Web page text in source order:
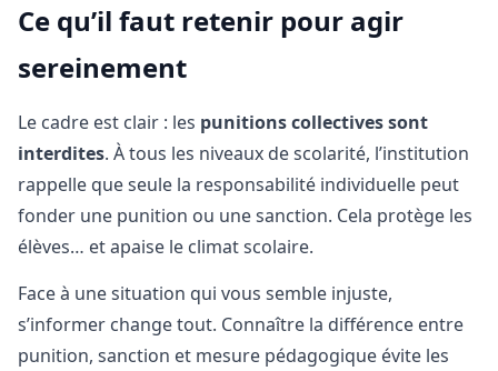
Ce qu’il faut retenir pour agir
sereinement
Le cadre est clair : les punitions collectives sont
interdites. À tous les niveaux de scolarité, l’institution
rappelle que seule la responsabilité individuelle peut
fonder une punition ou une sanction. Cela protège les
élèves… et apaise le climat scolaire.
Face à une situation qui vous semble injuste,
s’informer change tout. Connaître la différence entre
punition, sanction et mesure pédagogique évite les